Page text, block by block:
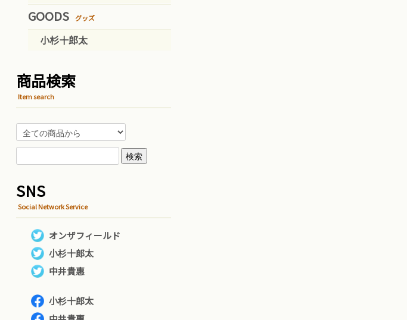
GOODS グッズ
小杉十郎太
商品検索
Item search
SNS
Social Network Service
オンザフィールド
小杉十郎太
中井貴惠
小杉十郎太